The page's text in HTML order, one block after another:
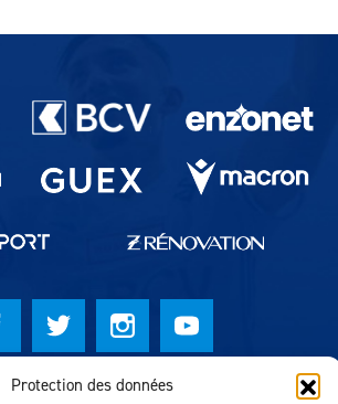
Protection des données
Sport
Lausanne Sport Football Club 2026